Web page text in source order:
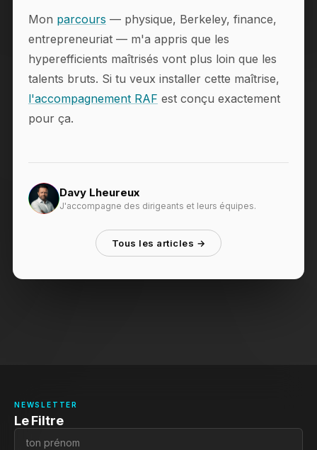
Mon parcours — physique, Berkeley, finance,
entrepreneuriat — m'a appris que les
hyperefficients maîtrisés vont plus loin que les
talents bruts. Si tu veux installer cette maîtrise,
l'accompagnement RAF est conçu exactement
pour ça.
Davy Lheureux
J'accompagne des dirigeants et leurs équipes.
Tous les articles →
NEWSLETTER
Le Filtre